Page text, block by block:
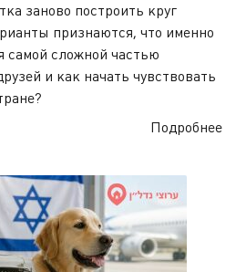
заново построить круг
признаются, что именно
самой сложной частью
и как начать чувствовать
Подробнее